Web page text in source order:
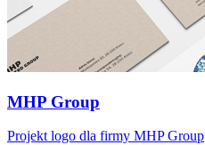
MHP Group
Projekt logo dla firmy MHP Group